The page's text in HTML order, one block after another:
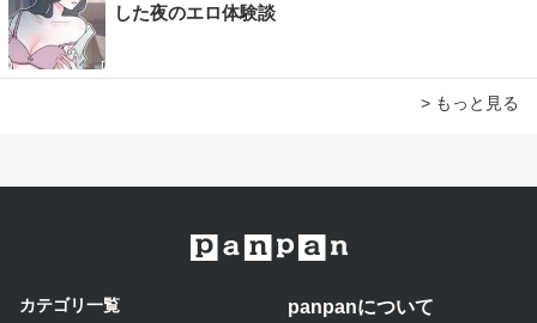
した夜のエロ体験談
> もっと見る
カテゴリ一覧 panpanについて​